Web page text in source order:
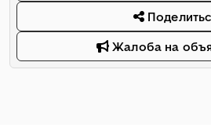
Жалоба на